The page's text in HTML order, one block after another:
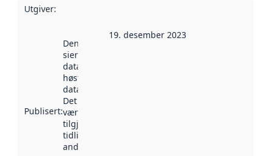
Utgiver:
Publisert:
Denne datoen
sier når
datasettet ble
høstet av
data.norge.no.
Det kan ha
vært
tilgjengelig
tidligere
andre steder.
19. desember 2023